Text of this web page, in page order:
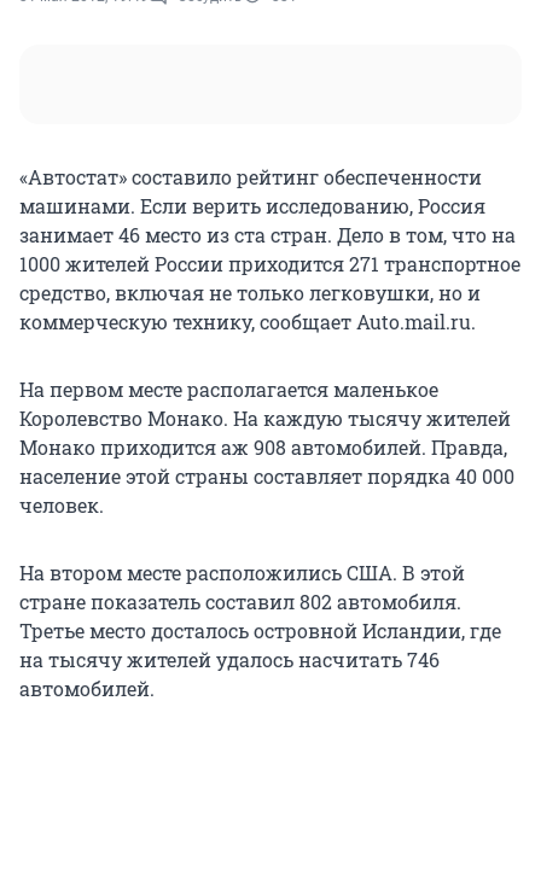
«Автостат» составило рейтинг обеспеченности
машинами. Если верить исследованию, Россия
занимает 46 место из ста стран. Дело в том, что на
1000 жителей России приходится 271 транспортное
средство, включая не только легковушки, но и
коммерческую технику, сообщает Auto.mail.ru.
На первом месте располагается маленькое
Королевство Монако. На каждую тысячу жителей
Монако приходится аж 908 автомобилей. Правда,
население этой страны составляет порядка 40 000
человек.
На втором месте расположились США. В этой
стране показатель составил 802 автомобиля.
Третье место досталось островной Исландии, где
на тысячу жителей удалось насчитать 746
автомобилей.